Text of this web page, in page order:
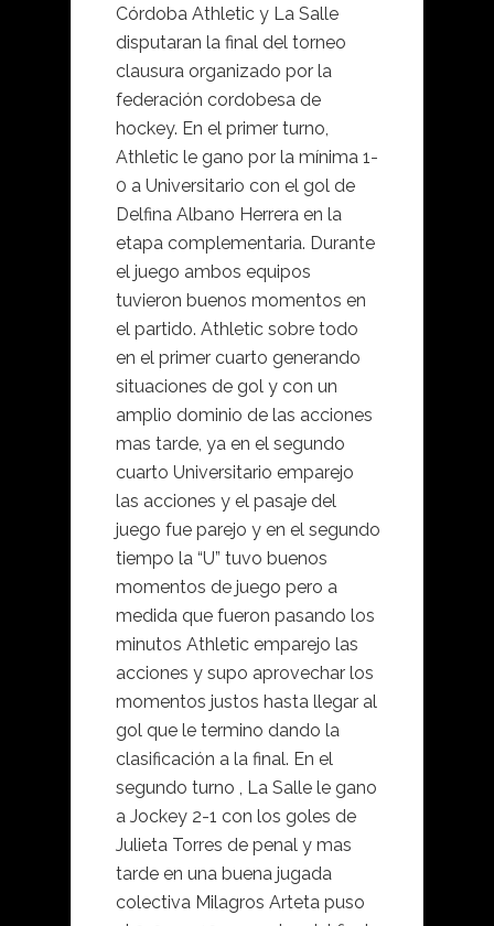
Córdoba Athletic y La Salle
disputaran la final del torneo
clausura organizado por la
federación cordobesa de
hockey. En el primer turno,
Athletic le gano por la mínima 1-
0 a Universitario con el gol de
Delfina Albano Herrera en la
etapa complementaria. Durante
el juego ambos equipos
tuvieron buenos momentos en
el partido. Athletic sobre todo
en el primer cuarto generando
situaciones de gol y con un
amplio dominio de las acciones
mas tarde, ya en el segundo
cuarto Universitario emparejo
las acciones y el pasaje del
juego fue parejo y en el segundo
tiempo la “U” tuvo buenos
momentos de juego pero a
medida que fueron pasando los
minutos Athletic emparejo las
acciones y supo aprovechar los
momentos justos hasta llegar al
gol que le termino dando la
clasificación a la final. En el
segundo turno , La Salle le gano
a Jockey 2-1 con los goles de
Julieta Torres de penal y mas
tarde en una buena jugada
colectiva Milagros Arteta puso